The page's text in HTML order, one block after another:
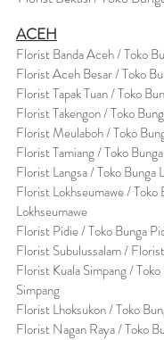
ACEH
Florist Banda Aceh / Toko
Florist Aceh Besar / Toko
Florist Tapak Tuan / Toko
Florist Takengon / Toko
Florist Meulaboh / Toko
Florist Tamiang / Toko
Florist Langsa / Toko Bunga
Florist Lokhseumawe / Toko
Lokhseumawe
Florist Pidie / Toko Bunga
Florist Subulussalam /
Florist Kuala Simpang / Toko
Simpang
Florist Lhoksukon / Toko
Florist Nagan Raya / Toko